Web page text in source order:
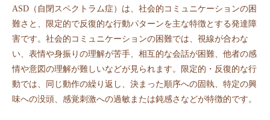
ASD（自閉スペクトラム症）は、社会的コミュニケーションの困
難さと、限定的で反復的な行動パターンを主な特徴とする発達障
害です。社会的コミュニケーションの困難では、視線が合わな
い、表情や身振りの理解が苦手、相互的な会話が困難、他者の感
情や意図の理解が難しいなどが見られます。限定的・反復的な行
動では、同じ動作の繰り返し、決まった順序への固執、特定の興
味への没頭、感覚刺激への過敏または鈍感さなどが特徴的です。